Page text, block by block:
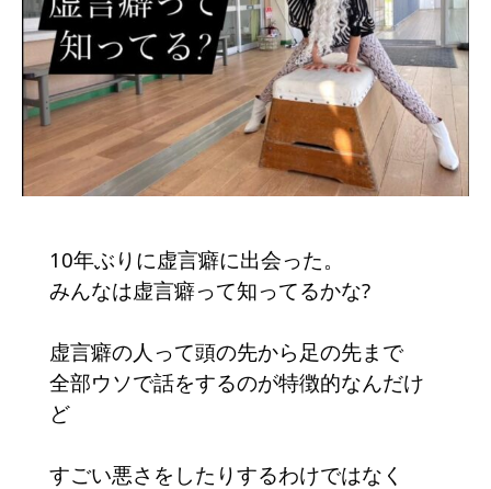
10年ぶりに虚言癖に出会った。
みんなは虚言癖って知ってるかな?
虚言癖の人って頭の先から足の先まで
全部ウソで話をするのが特徴的なんだけ
ど
すごい悪さをしたりするわけではなく